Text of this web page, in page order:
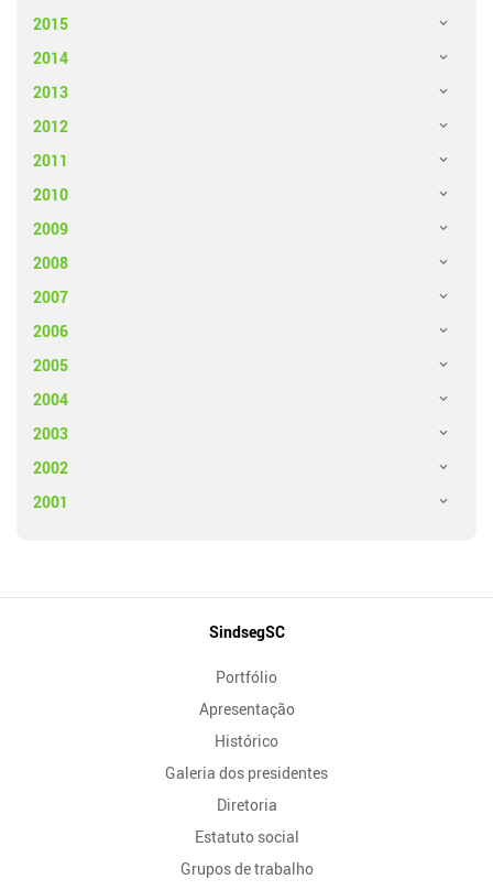
2015
2014
2013
2012
2011
2010
2009
2008
2007
2006
2005
2004
2003
2002
2001
SindsegSC
Portfólio
Apresentação
Histórico
Galeria dos presidentes
Diretoria
Estatuto social
Grupos de trabalho